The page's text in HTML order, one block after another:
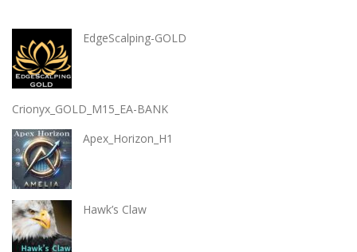
EdgeScalping-GOLD
Crionyx_GOLD_M15_EA-BANK
Apex_Horizon_H1
Hawk’s Claw